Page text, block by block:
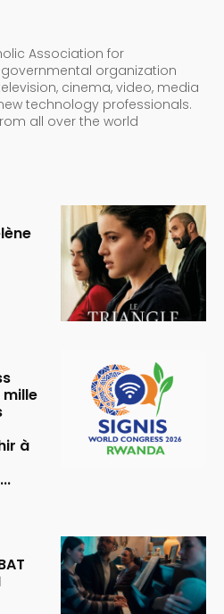
Association for
organization
cinema, video, media
technology professionals.
all over the world
mille
à